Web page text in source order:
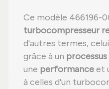
Ce modèle 466196-
turbocompresseur
d'autres termes,
grâce à un
une performanceet
à celles d'un